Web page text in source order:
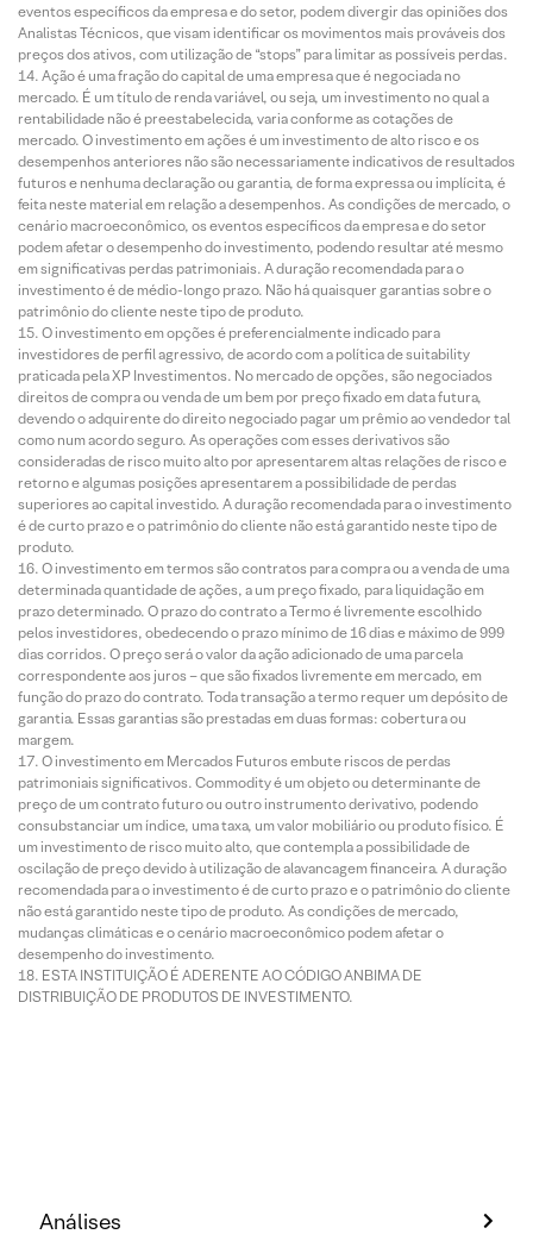
eventos específicos da empresa e do setor, podem divergir das opiniões dos
Analistas Técnicos, que visam identificar os movimentos mais prováveis dos
preços dos ativos, com utilização de “stops” para limitar as possíveis perdas.
Ação é uma fração do capital de uma empresa que é negociada no
mercado. É um título de renda variável, ou seja, um investimento no qual a
rentabilidade não é preestabelecida, varia conforme as cotações de
mercado. O investimento em ações é um investimento de alto risco e os
desempenhos anteriores não são necessariamente indicativos de resultados
futuros e nenhuma declaração ou garantia, de forma expressa ou implícita, é
feita neste material em relação a desempenhos. As condições de mercado, o
cenário macroeconômico, os eventos específicos da empresa e do setor
podem afetar o desempenho do investimento, podendo resultar até mesmo
em significativas perdas patrimoniais. A duração recomendada para o
investimento é de médio-longo prazo. Não há quaisquer garantias sobre o
patrimônio do cliente neste tipo de produto.
O investimento em opções é preferencialmente indicado para
investidores de perfil agressivo, de acordo com a política de suitability
praticada pela XP Investimentos. No mercado de opções, são negociados
direitos de compra ou venda de um bem por preço fixado em data futura,
devendo o adquirente do direito negociado pagar um prêmio ao vendedor tal
como num acordo seguro. As operações com esses derivativos são
consideradas de risco muito alto por apresentarem altas relações de risco e
retorno e algumas posições apresentarem a possibilidade de perdas
superiores ao capital investido. A duração recomendada para o investimento
é de curto prazo e o patrimônio do cliente não está garantido neste tipo de
produto.
O investimento em termos são contratos para compra ou a venda de uma
determinada quantidade de ações, a um preço fixado, para liquidação em
prazo determinado. O prazo do contrato a Termo é livremente escolhido
pelos investidores, obedecendo o prazo mínimo de 16 dias e máximo de 999
dias corridos. O preço será o valor da ação adicionado de uma parcela
correspondente aos juros – que são fixados livremente em mercado, em
função do prazo do contrato. Toda transação a termo requer um depósito de
garantia. Essas garantias são prestadas em duas formas: cobertura ou
margem.
O investimento em Mercados Futuros embute riscos de perdas
patrimoniais significativos. Commodity é um objeto ou determinante de
preço de um contrato futuro ou outro instrumento derivativo, podendo
consubstanciar um índice, uma taxa, um valor mobiliário ou produto físico. É
um investimento de risco muito alto, que contempla a possibilidade de
oscilação de preço devido à utilização de alavancagem financeira. A duração
recomendada para o investimento é de curto prazo e o patrimônio do cliente
não está garantido neste tipo de produto. As condições de mercado,
mudanças climáticas e o cenário macroeconômico podem afetar o
desempenho do investimento.
ESTA INSTITUIÇÃO É ADERENTE AO CÓDIGO ANBIMA DE
DISTRIBUIÇÃO DE PRODUTOS DE INVESTIMENTO.
Análises